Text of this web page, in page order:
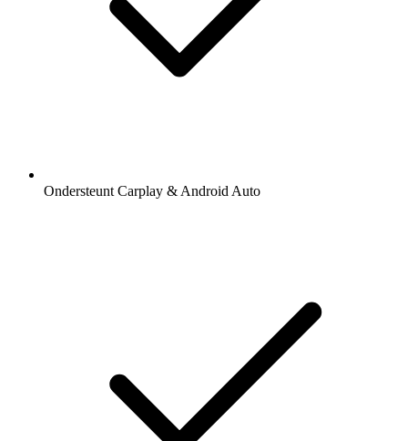
Ondersteunt Carplay & Android Auto